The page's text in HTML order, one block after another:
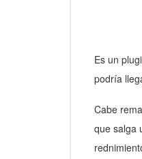
Es un
podría
Cabe
que salga